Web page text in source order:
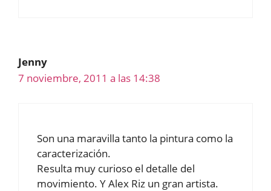
Jenny
7 noviembre, 2011 a las 14:38
Son una maravilla tanto la pintura como la
caracterización.
Resulta muy curioso el detalle del
movimiento. Y Alex Riz un gran artista.